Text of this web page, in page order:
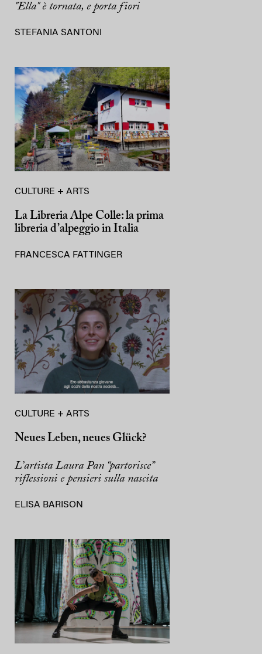
"Ella" è tornata, e porta fiori
STEFANIA SANTONI
CULTURE + ARTS
La Libreria Alpe Colle: la prima
libreria d’alpeggio in Italia
FRANCESCA FATTINGER
CULTURE + ARTS
Neues Leben, neues Glück?
L’artista Laura Pan “partorisce”
riflessioni e pensieri sulla nascita
ELISA BARISON